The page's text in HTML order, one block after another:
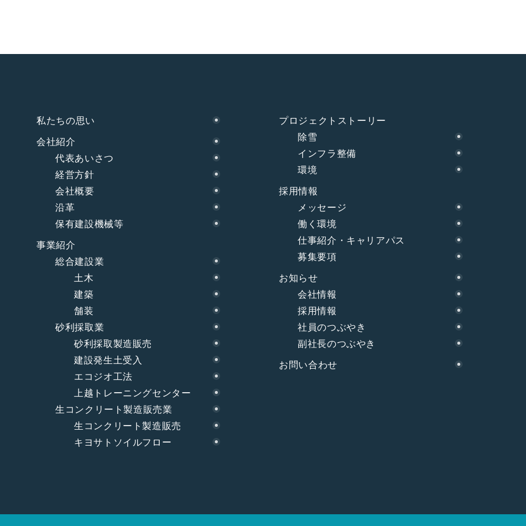
私たちの思い
会社紹介
代表あいさつ
経営方針
会社概要
沿革
保有建設機械等
事業紹介
総合建設業
土木
建築
舗装
砂利採取業
砂利採取製造販売
建設発生土受入
エコジオ工法
上越トレーニングセンター
生コンクリート製造販売業
生コンクリート製造販売
キヨサトソイルフロー
プロジェクトストーリー
除雪
インフラ整備
環境
採用情報
メッセージ
働く環境
仕事紹介・キャリアパス
募集要項
お知らせ
会社情報
採用情報
社員のつぶやき
副社長のつぶやき
お問い合わせ